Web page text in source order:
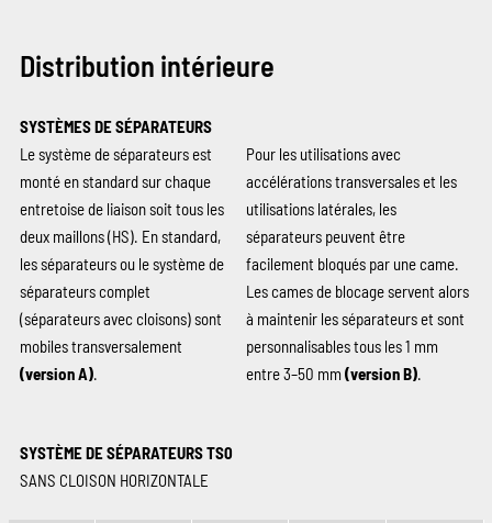
Distribution intérieure
SYSTÈMES DE SÉPARATEURS
Le système de séparateurs est
monté en standard sur chaque
entretoise de liaison soit tous les
deux maillons (HS). En standard,
les séparateurs ou le système de
séparateurs complet
(séparateurs avec cloisons) sont
mobiles transversalement
(version A).
Pour les utilisations avec
accélérations transversales et les
utilisations latérales, les
séparateurs peuvent être
facilement bloqués par une came.
Les cames de blocage servent alors
à maintenir les séparateurs et sont
personnalisables tous les 1 mm
entre 3–50 mm (version B)
SYSTÈME DE SÉPARATEURS TS0
SANS CLOISON HORIZONTALE